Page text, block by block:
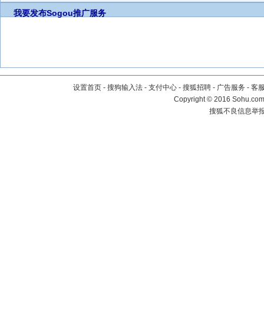
我要发布Sogou推广服务
设置首页 - 搜狗输入法 - 支付中心 - 搜狐招聘 - 广告服务 - 客
Copyright©2016
搜狐不良信息举